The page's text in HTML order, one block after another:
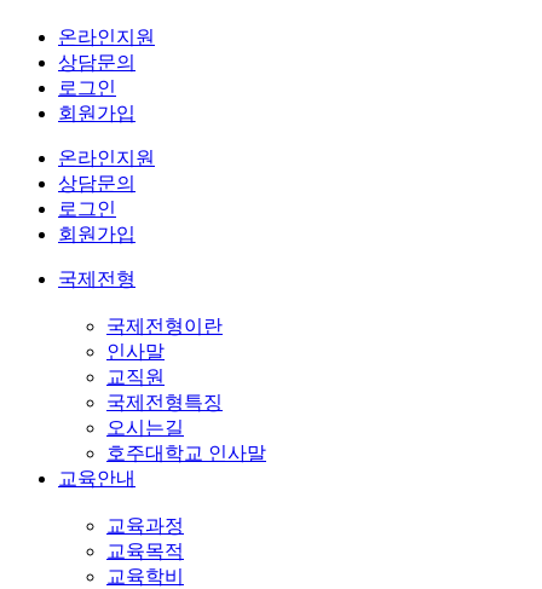
온라인지원
상담문의
로그인
회원가입
온라인지원
상담문의
로그인
회원가입
국제전형
국제전형이란
인사말
교직원
국제전형특징
오시는길
호주대학교 인사말
교육안내
교육과정
교육목적
교육학비